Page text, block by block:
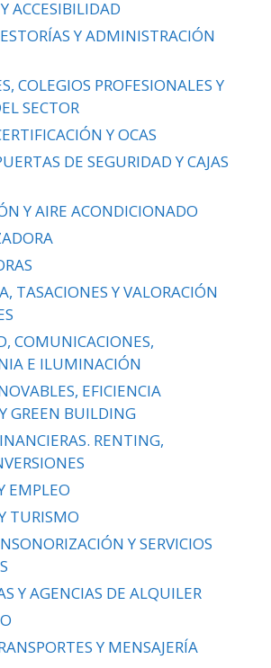
ACCESIBILIDAD
Y ADMINISTRACIÓN
COLEGIOS PROFESIONALES Y
SECTOR
Y OCAS
DE SEGURIDAD Y CAJAS
Y AIRE ACONDICIONADO
TASACIONES Y VALORACIÓN
COMUNICACIONES,
E ILUMINACIÓN
EFICIENCIA
GREEN BUILDING
RENTING,
EMPLEO
TURISMO
Y SERVICIOS
Y AGENCIAS DE ALQUILER
Y MENSAJERÍA